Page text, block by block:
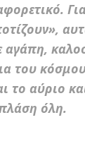
Για
του
το αύριο
όλη.